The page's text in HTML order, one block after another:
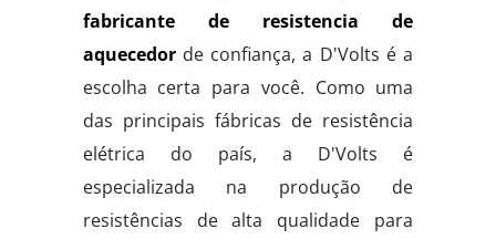
fabricante de resistencia de
aquecedorde confiança, a D'Volts é a
escolha certa para você. Como uma
das principais fábricas de resistência
elétrica do país, a D'Volts é
especializada na produção de
resistências de alta qualidade para